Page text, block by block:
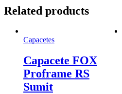
Related products
Capacetes
Capacete FOX
Proframe RS
Sumit